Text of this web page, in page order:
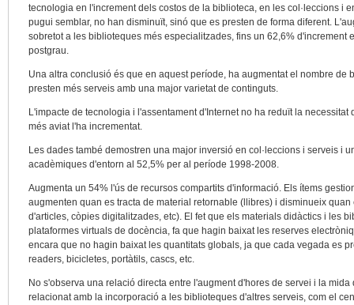
tecnologia en l'increment dels costos de la biblioteca, en les col·leccions i
pugui semblar, no han disminuït, sinó que es presten de forma diferent.
sobretot a les biblioteques més especialitzades, fins un 62,6%
postgrau.
Una altra conclusió és que en aquest període, ha augmentat el nombre de
presten més serveis amb una major varietat de continguts.
L'impacte de tecnologia i l'assentament d'Internet no ha reduït la
més aviat l'ha incrementat.
Les dades també demostren una major inversió en col·leccions i serveis i
acadèmiques d'entorn al 52,5% per al període 1998-2008.
Augmenta un 54% l'ús de recursos compartits d'informació. Els ítems
augmenten quan es tracta de material retornable (llibres) i disminueix
d'articles, còpies digitalitzades, etc). El fet que els materials didàctics i les
plataformes virtuals de docència, fa que hagin baixat les reserves
encara que no hagin baixat les quantitats globals, ja que cada vegada es
readers, bicicletes, portàtils, cascs, etc.
No s'observa una relació directa entre l'augment d'hores de servei i la
relacionat amb la incorporació a les biblioteques d'altres serveis, com el